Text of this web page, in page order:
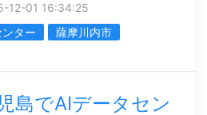
12-01 16:34:25
ター
薩摩川内市
島でAIデータセン